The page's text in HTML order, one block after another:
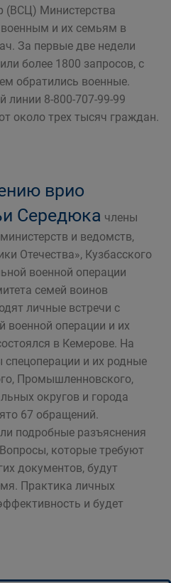
(ВСЦ) Министерства
и их семьям в
За первые две недели
более 1800 запросов, с
обратились военные.
линии 8-800-707-99-99
около трех тысяч граждан.
врио
Середюка члены
и ведомств,
Отечества», Кузбасского
военной операции
семей воинов
личные встречи с
военной операции и их
в Кемерове. На
спецоперации и их родные
Промышленновского,
округов и города
67 обращений.
подробные разъяснения
которые требуют
документов, будут
Практика личных
и будет